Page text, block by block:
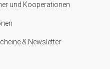
und Kooperationen
& Newsletter